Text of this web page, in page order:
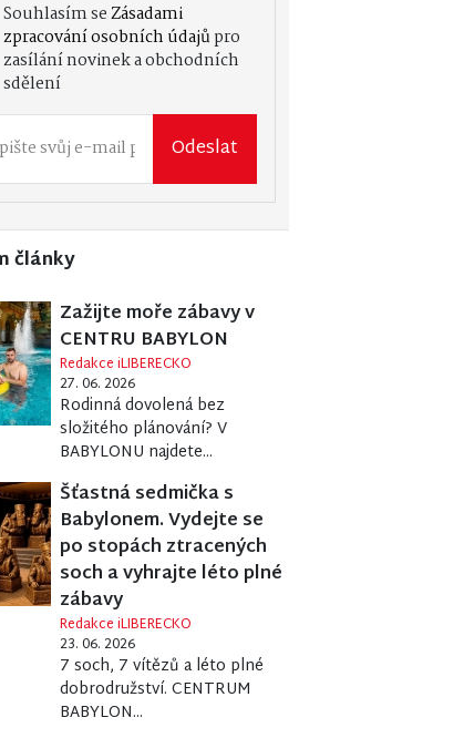
Souhlasím seZásadami
zpracování osobních údajůpro
zasílání novinek a obchodních
sdělení
Odeslat
články
Zažijte moře zábavy v
CENTRU BABYLON
Redakce iLIBERECKO
27. 06. 2026
Rodinná dovolená bez
složitého plánování? V
BABYLONU najdete...
Šťastná sedmička s
Babylonem. Vydejte se
po stopách ztracených
soch a vyhrajte léto plné
zábavy
Redakce iLIBERECKO
23. 06. 2026
7 soch, 7 vítězů a léto plné
dobrodružství. CENTRUM
BABYLON...